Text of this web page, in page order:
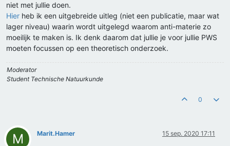
niet met jullie doen.
Hier heb ik een uitgebreide uitleg (niet een publicatie, maar wat
lager niveau) waarin wordt uitgelegd waarom anti-materie zo
moeilijk te maken is. Ik denk daarom dat jullie je voor jullie PWS
moeten focussen op een theoretisch onderzoek.
Moderator
Student Technische Natuurkunde
0
M Marit.Hamer 15 sep. 2020 17:11